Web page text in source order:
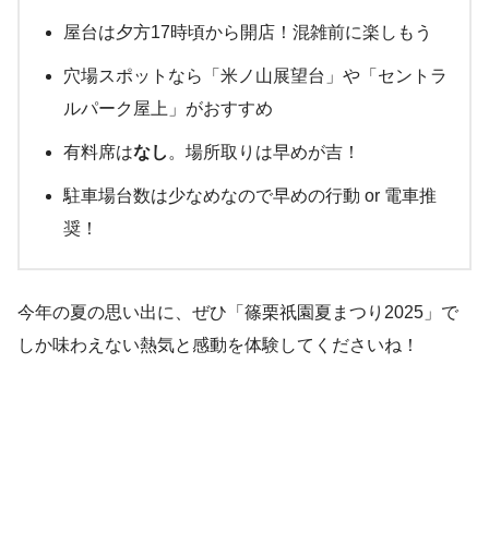
屋台は夕方17時頃から開店！混雑前に楽しもう
穴場スポットなら「米ノ山展望台」や「セントラ
ルパーク屋上」がおすすめ
有料席はなし。場所取りは早めが吉！
駐車場台数は少なめなので早めの行動 or 電車推
奨！
今年の夏の思い出に、ぜひ「篠栗祇園夏まつり2025」で
しか味わえない熱気と感動を体験してくださいね！